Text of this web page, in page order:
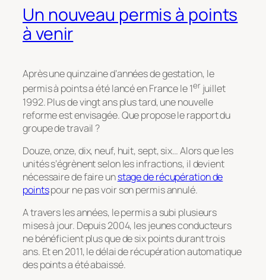
Un nouveau permis à points
à venir
Après une quinzaine d’années de gestation, le
permis à points a été lancé en France le 1erjuillet
1992. Plus de vingt ans plus tard, une nouvelle
reforme est envisagée. Que propose le rapport du
groupe de travail ?
Douze, onze, dix, neuf, huit, sept, six… Alors que les
unités s’égrènent selon les infractions, il devient
nécessaire de faire unstage de récupération de
pointspour ne pas voir son permis annulé.
A travers les années, le permis a subi plusieurs
mises à jour. Depuis 2004, les jeunes conducteurs
ne bénéficient plus que de six points durant trois
ans. Et en 2011, le délai de récupération automatique
des points a été abaissé.